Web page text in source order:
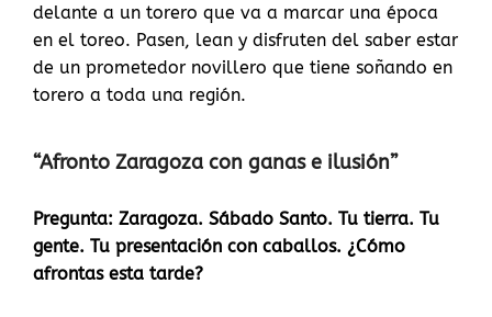
delante a un torero que va a marcar una época
en el toreo. Pasen, lean y disfruten del saber estar
de un prometedor novillero que tiene soñando en
torero a toda una región.
“Afronto Zaragoza con ganas e ilusión”
Pregunta: Zaragoza. Sábado Santo. Tu tierra. Tu
gente. Tu presentación con caballos. ¿Cómo
afrontas esta tarde?